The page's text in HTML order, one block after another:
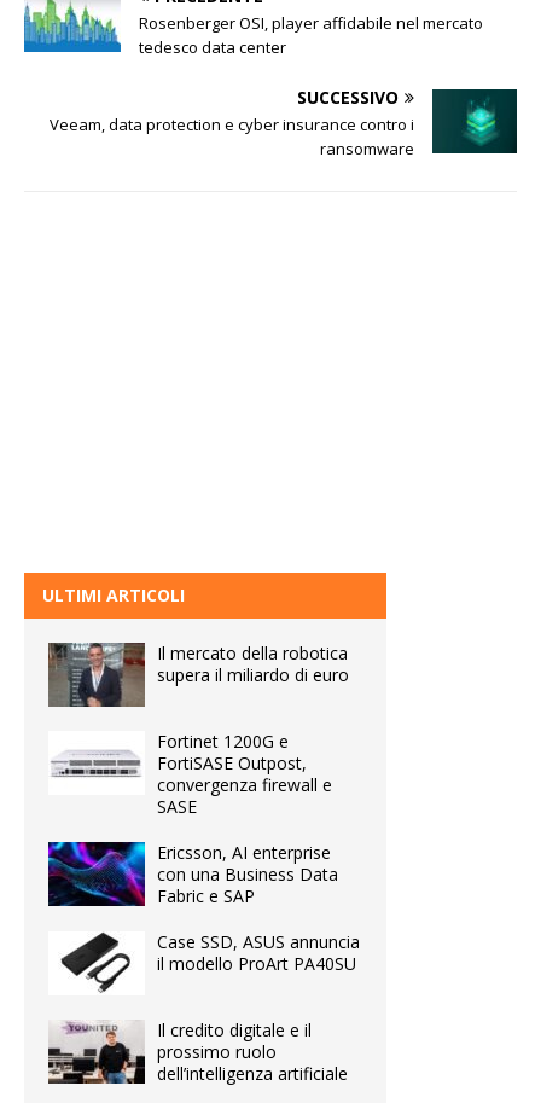
Rosenberger OSI, player affidabile nel mercato
tedesco data center
SUCCESSIVO
Veeam, data protection e cyber insurance contro i
ransomware
ULTIMI ARTICOLI
Il mercato della robotica
supera il miliardo di euro
Fortinet 1200G e
FortiSASE Outpost,
convergenza firewall e
SASE
Ericsson, AI enterprise
con una Business Data
Fabric e SAP
Case SSD, ASUS annuncia
il modello ProArt PA40SU
Il credito digitale e il
prossimo ruolo
dell’intelligenza artificiale